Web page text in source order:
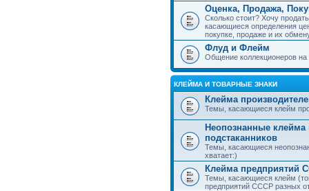
Оценка, Продажа,
Сколько стоит? Хочу
касающиеся определения
покупке, продаже и их
Флуд и Флейм
Общение коллекционеров
КЛЕЙМА И ТОВАРНЫЕ ЗНАКИ
Клейма
Темы, касающиеся клейм
Неопознанные клейма
подстаканников
Темы, касающиеся
хватает:)
Клейма предприятий
Темы, касающиеся клейм
предприятий СССР разных